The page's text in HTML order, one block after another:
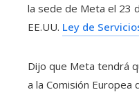
la sede de Meta el 23
EE.UU. Ley de
Dijo que Meta tendrá
a la Comisión